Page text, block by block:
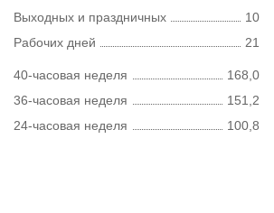
Выходных и праздничных
10
Рабочих дней
21
40-часовая неделя
168,0
36-часовая неделя
151,2
24-часовая неделя
100,8